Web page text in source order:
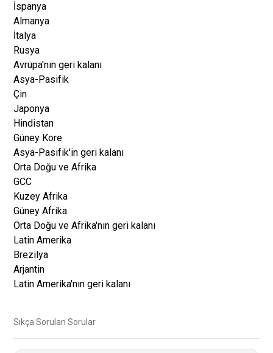
İspanya
Almanya
İtalya
Rusya
Avrupa'nın geri kalanı
Asya-Pasifik
Çin
Japonya
Hindistan
Güney Kore
Asya-Pasifik'in geri kalanı
Orta Doğu ve Afrika
GCC
Kuzey Afrika
Güney Afrika
Orta Doğu ve Afrika'nın geri kalanı
Latin Amerika
Brezilya
Arjantin
Latin Amerika'nın geri kalanı
Sıkça Sorulan Sorular